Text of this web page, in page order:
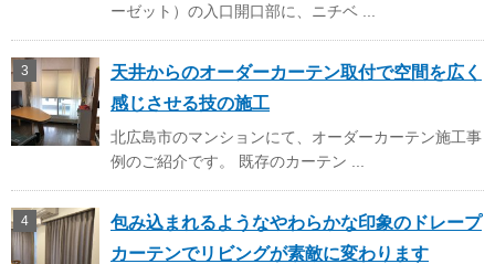
ーゼット）の入口開口部に、ニチベ ...
天井からのオーダーカーテン取付で空間を広く
感じさせる技の施工
北広島市のマンションにて、オーダーカーテン施工事
例のご紹介です。 既存のカーテン ...
包み込まれるようなやわらかな印象のドレープ
カーテンでリビングが素敵に変わります